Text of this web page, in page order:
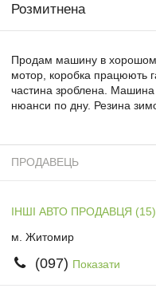
Розмитнена
Продам машину в хорошому
мотор, коробка працюють
частина зроблена. Машина
нюанси по дну. Резина
ПРОДАВЕЦЬ
ІНШІ АВТО ПРОДАВЦЯ (15)
м. Житомир
(097) Показати